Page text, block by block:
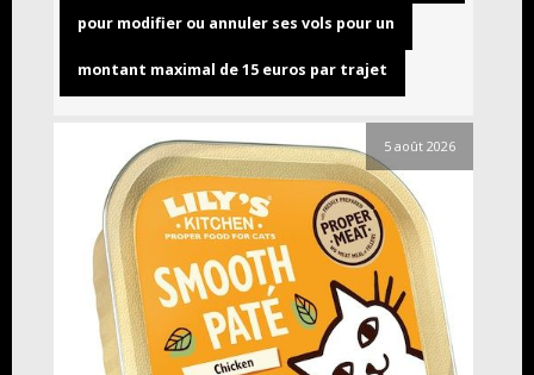
pour modifier ou annuler ses vols pour un
montant maximal de 15 euros par trajet
5 août 2026